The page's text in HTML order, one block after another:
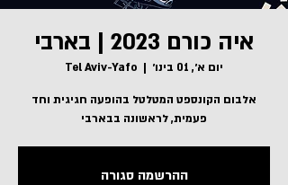
איה כורם 2023 | בארבי
יום א׳, 01 בינו׳
  |
Tel Aviv-Yafo
אלבום הקונספט המטלטל בהופעה חגיגית וחד
פעמית, לראשונה בבארבי
ההרשמה סגורה